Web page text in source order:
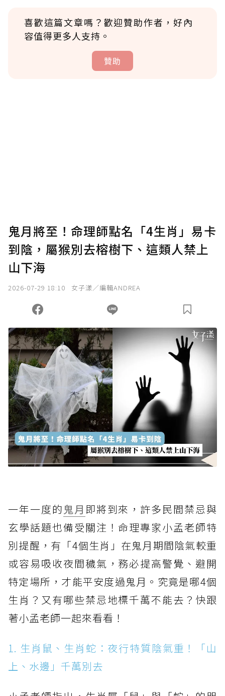
喜歡這篇文章嗎？歡迎贊助作者，好內
容值得更多人支持。
贊助
確認送出
您當前剩餘 U 利點數：0點；前往 購買點數
鬼月將至！命理師點名「4生肖」易卡
到陰，屬猴別去榕樹下、這類人禁上
山下海
2026-07-29 18:10 女子漾／編輯ANDREA
一年一度的鬼月 即將到來，許多民間禁忌與
玄學話題也備受關注！命理專家小孟老師特
別提醒，有「4個生肖」在鬼月期間陰氣較重
或容易吸收夜間穢氣，務必提高警覺、避開
特定場所，才能平安度過鬼月。究竟是哪4個
生肖？又有哪些禁忌地標千萬不能去？快跟
著小孟老師一起來看看！
1. 生肖鼠、生肖蛇：夜行特質陰氣重！「山
上、水邊」千萬別去